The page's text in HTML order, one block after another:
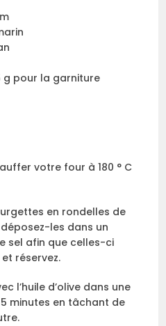
g pour la garniture
votre four à 180 ° C
en rondelles de
les dans un
sel afin que celles-ci
réservez.
l’huile d’olive dans une
minutes en tâchant de